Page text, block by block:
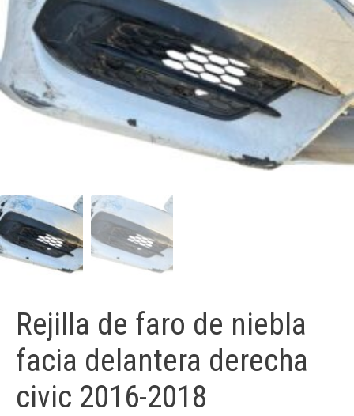
Rejilla de faro de niebla
facia delantera derecha
civic 2016-2018